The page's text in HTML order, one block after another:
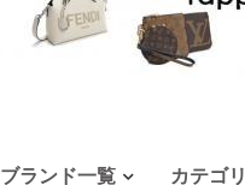
ブランド一覧 カテゴ